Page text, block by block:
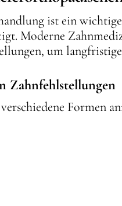
ist ein
Moderne
um
Formen